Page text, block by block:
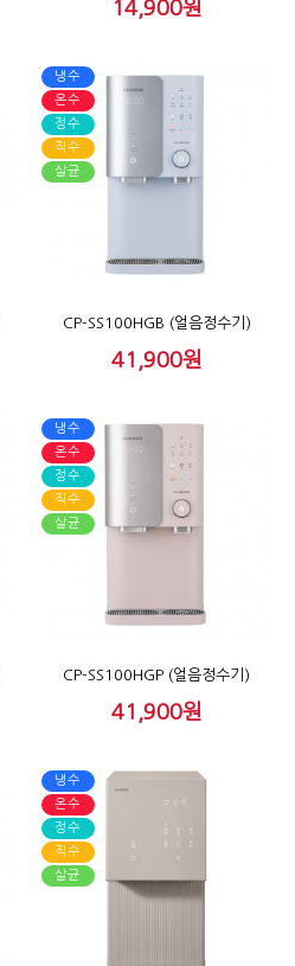
14,900원
CP-SS100HGB (얼음정수기)
41,900원
냉수
온수
정수
직수
살균
CP-SS100HGP (얼음정수기)
41,900원
냉수
온수
정수
직수
살균
냉수
온수
정수
직수
살균